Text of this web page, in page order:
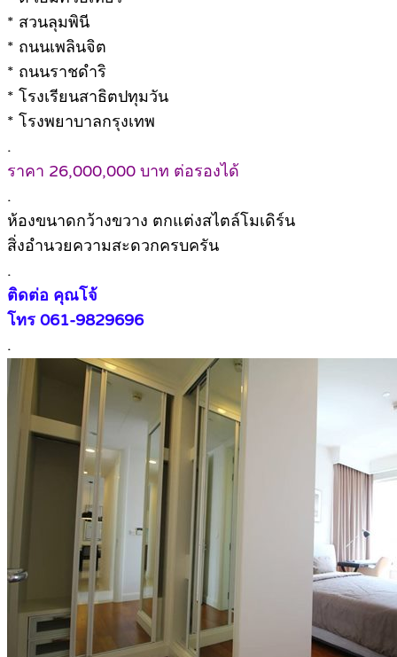
* สวนลุมพินี
* ถนนเพลินจิต
* ถนนราชดำริ
* โรงเรียนสาธิตปทุมวัน
* โรงพยาบาลกรุงเทพ
.
ราคา 26,000,000 บาท ต่อรองได้
.
ห้องขนาดกว้างขวาง ตกแต่งสไตล์โมเดิร์น
สิ่งอำนวยความสะดวกครบครัน
.
ติดต่อ คุณโจ้
โทร 061-9829696
.